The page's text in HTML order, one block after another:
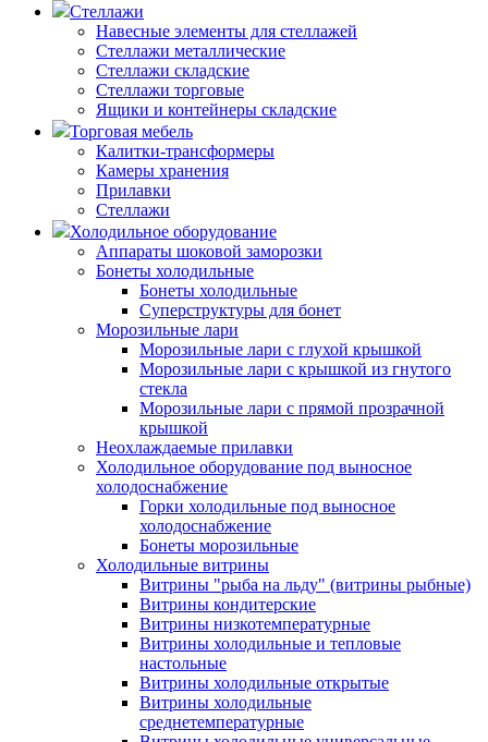
Стеллажи
Навесные элементы для стеллажей
Стеллажи металлические
Стеллажи складские
Стеллажи торговые
Ящики и контейнеры складские
Торговая мебель
Калитки-трансформеры
Камеры хранения
Прилавки
Стеллажи
Холодильное оборудование
Аппараты шоковой заморозки
Бонеты холодильные
Бонеты холодильные
Суперструктуры для бонет
Морозильные лари
Морозильные лари с глухой крышкой
Морозильные лари с крышкой из гнутого
стекла
Морозильные лари с прямой прозрачной
крышкой
Неохлаждаемые прилавки
Холодильное оборудование под выносное
холодоснабжение
Горки холодильные под выносное
холодоснабжение
Бонеты морозильные
Холодильные витрины
Витрины "рыба на льду" (витрины рыбные)
Витрины кондитерские
Витрины низкотемпературные
Витрины холодильные и тепловые
настольные
Витрины холодильные открытые
Витрины холодильные
среднетемпературные